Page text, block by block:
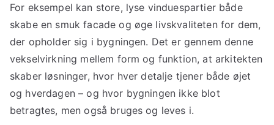
For eksempel kan store, lyse vinduespartier både
skabe en smuk facade og øge livskvaliteten for dem,
der opholder sig i bygningen. Det er gennem denne
vekselvirkning mellem form og funktion, at arkitekten
skaber løsninger, hvor hver detalje tjener både øjet
og hverdagen – og hvor bygningen ikke blot
betragtes, men også bruges og leves i.